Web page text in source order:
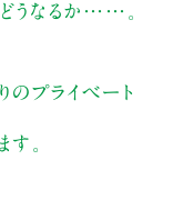
うなるか……。
のプライベート
。